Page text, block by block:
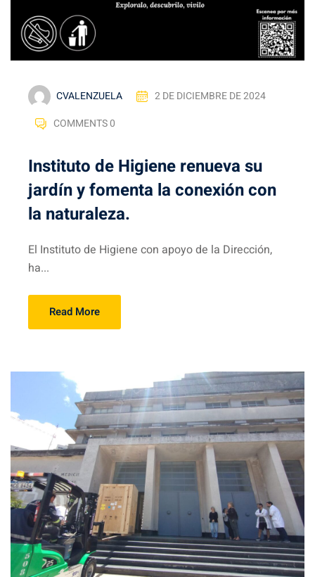
CVALENZUELA
2 DE DICIEMBRE DE 2024
COMMENTS 0
Instituto de Higiene renueva su
jardín y fomenta la conexión con
la naturaleza.
El Instituto de Higiene con apoyo de la Dirección,
ha...
Read More